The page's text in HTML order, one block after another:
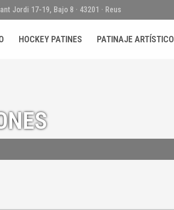
Jordi 17-19, Bajo 8 · 43201 · Reus
HOCKEY PATINES PATINAJE ARTÍSTICO